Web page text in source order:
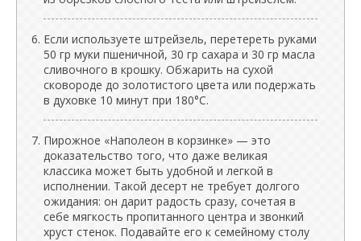
Если используете штрейзель, перетереть руками
50 гр муки пшеничной, 30 гр сахара и 30 гр масла
сливочного в крошку. Обжарить на сухой
сковороде до золотистого цвета или подержать
в духовке 10 минут при 180°C.
Пирожное «Наполеон в корзинке» — это
доказательство того, что даже великая
классика может быть удобной и легкой в
исполнении. Такой десерт не требует долгого
ожидания: он дарит радость сразу, сочетая в
себе мягкость пропитанного центра и звонкий
хруст стенок. Подавайте его к семейному столу